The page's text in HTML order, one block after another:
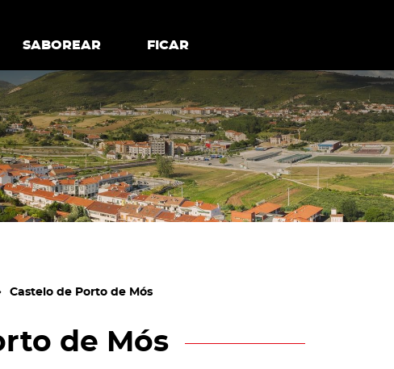
FAZER SABOREAR FICAR
SABOREAR FICAR
Castelo de Porto de Mós
de Mós